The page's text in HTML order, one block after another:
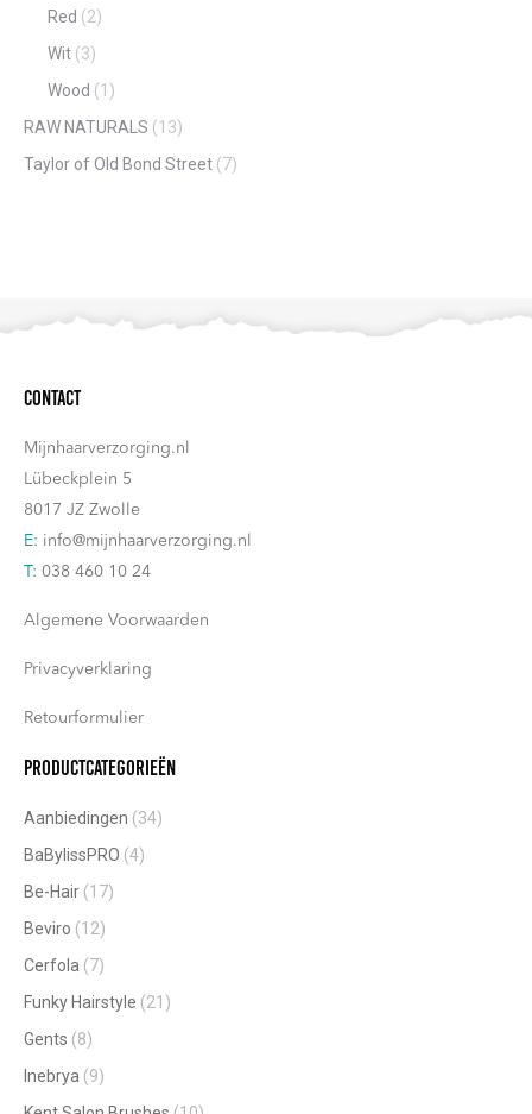
Red (2)
Wit (3)
Wood (1)
RAW NATURALS (13)
Taylor of Old Bond Street (7)
Contact
Mijnhaarverzorging.nl
Lübeckplein 5
8017 JZ Zwolle
E: info@mijnhaarverzorging.nl
T: 038 460 10 24
Algemene Voorwaarden
Privacyverklaring
Retourformulier
Productcategorieën
Aanbiedingen (34)
BaBylissPRO (4)
Be-Hair (17)
Beviro (12)
Cerfola (7)
Funky Hairstyle (21)
Gents (8)
Inebrya (9)